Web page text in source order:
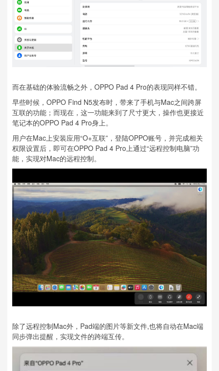
而在基础的体验流畅之外，OPPO Pad 4 Pro的表现同样不错。
早些时候，OPPO Find N5发布时，带来了手机与Mac之间跨屏
互联的功能；而现在，这一功能来到了尺寸更大，操作也更接近
笔记本的OPPO Pad 4 Pro身上。
用户在Mac上安装应用“O+互联”，登陆OPPO账号，并完成相关
权限设置后，即可在OPPO Pad 4 Pro上通过“远程控制电脑”功
能，实现对Mac的远程控制。
除了远程控制Mac外，Pad端的图片等新文件,也将自动在Mac端
同步弹出提醒，实现文件的跨端互传。